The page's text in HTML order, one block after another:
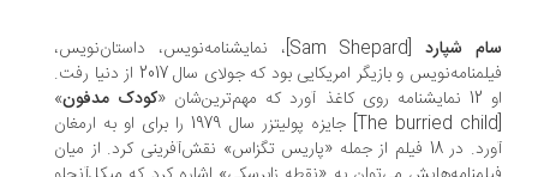
شپارد
[Sam Shepard]، نمایشنامه‌نویس، داستان‌نویس،
فیلمنامه‌نویس و بازیگر امریکایی بود که جولای سال 2017 از دنیا رفت.
کودک مدفون »
[The burried child] جایزه پولیتزر سال 1979 را برای او به ارمغان
آورد. در 18 فیلم از جمله «پاریس تگزاس» نقش‌آفرینی کرد. از میان